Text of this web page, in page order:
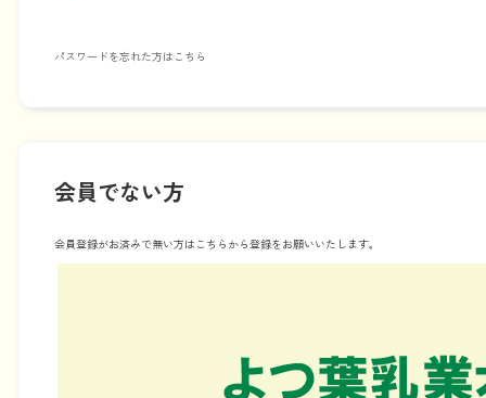
パスワードを忘れた方はこちら
会員でない方
会員登録がお済みで無い方はこちらから登録をお願いいたします。